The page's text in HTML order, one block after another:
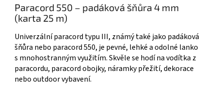
Paracord 550 – padáková šňůra 4 mm
(karta 25 m)
Univerzální paracord typu III, známý také jako padáková
šňůra nebo paracord 550, je pevné, lehké a odolné lanko
s mnohostranným využitím. Skvěle se hodí na vodítka z
paracordu, paracord obojky, náramky přežití, dekorace
nebo outdoor vybavení.